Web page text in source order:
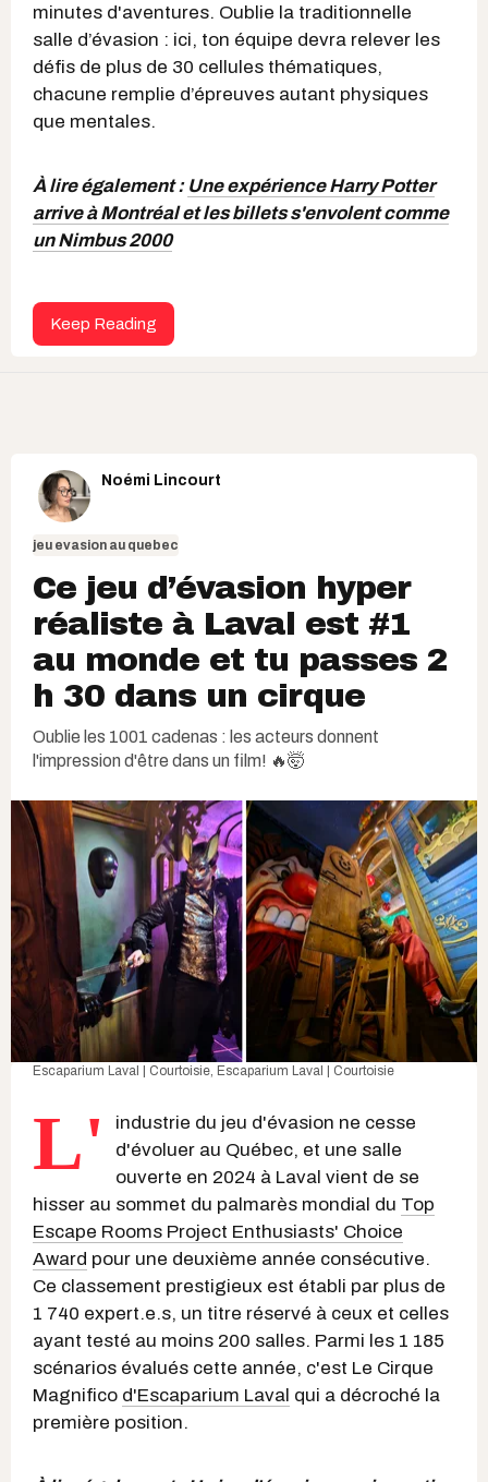
minutes d'aventures. Oublie la traditionnelle
salle d’évasion : ici, ton équipe devra relever les
défis de plus de 30 cellules thématiques,
chacune remplie d’épreuves autant physiques
que mentales.
À lire également : Une expérience Harry Potter
arrive à Montréal et les billets s'envolent comme
un Nimbus 2000
Keep Reading
Noémi Lincourt
jeu evasion au quebec
Ce jeu d’évasion hyper
réaliste à Laval est #1
au monde et tu passes 2
h 30 dans un cirque
Oublie les 1001 cadenas : les acteurs donnent
l'impression d'être dans un film! 🔥🤯
Escaparium Laval | Courtoisie, Escaparium Laval | Courtoisie
L'
industrie du jeu d'évasion ne cesse
d'évoluer au Québec, et une salle
ouverte en 2024 à Laval vient de se
hisser au sommet du palmarès mondial du Top
Escape Rooms Project Enthusiasts' Choice
Award pour une deuxième année consécutive.
Ce classement prestigieux est établi par plus de
1 740 expert.e.s, un titre réservé à ceux et celles
ayant testé au moins 200 salles. Parmi les 1 185
scénarios évalués cette année, c'est Le Cirque
Magnifico d'Escaparium Laval qui a décroché la
première position.